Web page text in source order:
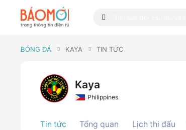
BÓNG ĐÁ KAYA TIN TỨC
Kaya
Philippines
Tin tức Tổng quan Lịch thi đấu